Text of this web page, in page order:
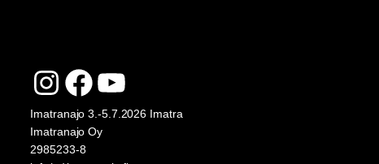
InstagramFacebook YouTube
Imatranajo 3.-5.7.2026 Imatra
Imatranajo Oy
2985233-8